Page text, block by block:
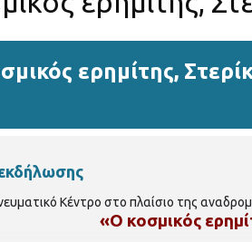
ερημίτης,
Κέντρο στο πλαίσιο της
«Ο κοσμικός